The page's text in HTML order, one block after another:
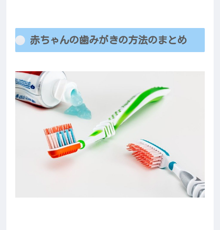
赤ちゃんの歯みがきの方法のまとめ